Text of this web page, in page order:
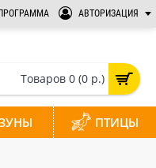
АВТОРИЗАЦИЯ
Товаров 0 (0 р.)
ПТИЦЫ